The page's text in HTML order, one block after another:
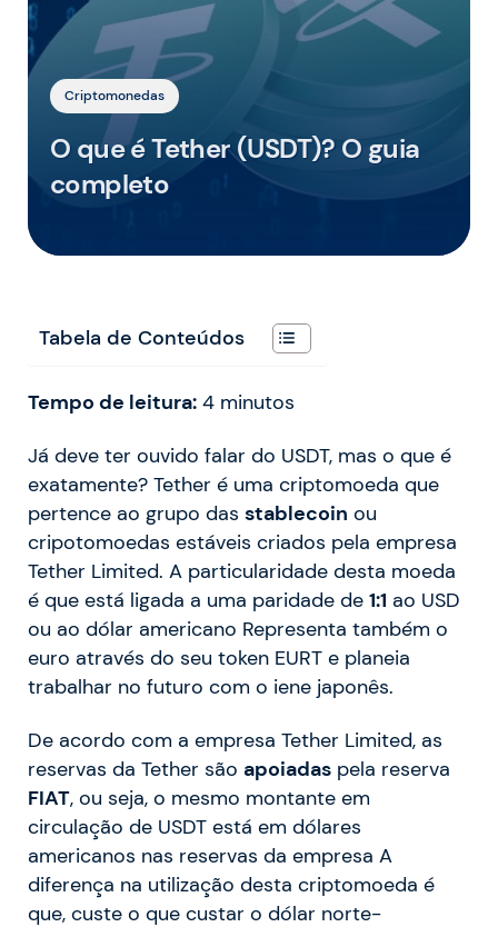
Criptomonedas
O que é Tether (USDT)? O guia
completo
Tabela de Conteúdos
Tempo de leitura: 4 minutos
Já deve ter ouvido falar do USDT, mas o que é
exatamente? Tether é uma criptomoeda que
pertence ao grupo das stablecoin ou
cripotomoedas estáveis criados pela empresa
Tether Limited. A particularidade desta moeda
é que está ligada a uma paridade de 1:1 ao USD
ou ao dólar americano Representa também o
euro através do seu token EURT e planeia
trabalhar no futuro com o iene japonês.
De acordo com a empresa Tether Limited, as
reservas da Tether são apoiadas pela reserva
FIAT, ou seja, o mesmo montante em
circulação de USDT está em dólares
americanos nas reservas da empresa A
diferença na utilização desta criptomoeda é
que, custe o que custar o dólar norte-